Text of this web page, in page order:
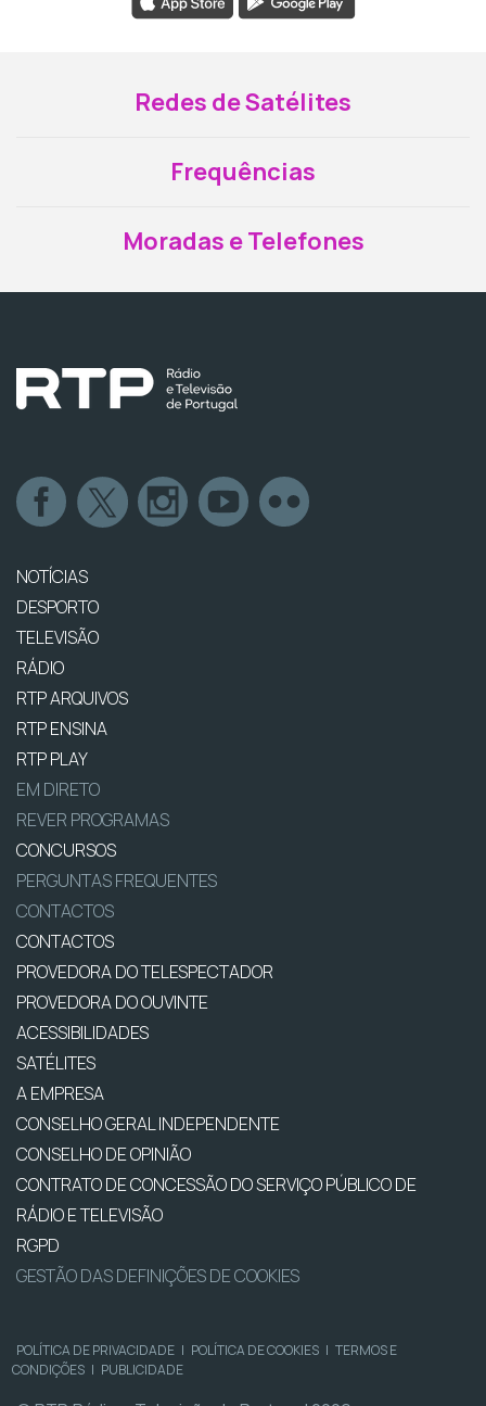
Redes de Satélites
Frequências
Moradas e Telefones
NOTÍCIAS
DESPORTO
TELEVISÃO
RÁDIO
RTP ARQUIVOS
RTP ENSINA
RTP PLAY
EM DIRETO
REVER PROGRAMAS
CONCURSOS
PERGUNTAS FREQUENTES
CONTACTOS
CONTACTOS
PROVEDORA DO TELESPECTADOR
PROVEDORA DO OUVINTE
ACESSIBILIDADES
SATÉLITES
A EMPRESA
CONSELHO GERAL INDEPENDENTE
CONSELHO DE OPINIÃO
CONTRATO DE CONCESSÃO DO SERVIÇO PÚBLICO DE
RÁDIO E TELEVISÃO
RGPD
GESTÃO DAS DEFINIÇÕES DE COOKIES
POLÍTICA DE PRIVACIDADE | POLÍTICA DE COOKIES | TERMOS E
CONDIÇÕES | PUBLICIDADE